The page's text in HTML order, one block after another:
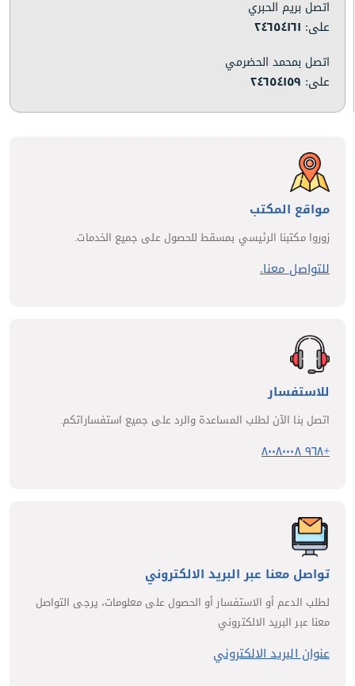
اتصل بريم الحبري
على: ٢٤٦٥٤١٦١
اتصل بمحمد الحضرمي
على: ٢٤٦٥٤١٥٩
مواقع المكتب
زوروا مكتبنا الرئيسي بمسقط للحصول على جميع الخدمات.
للتواصل معنا.
للاستفسار
اتصل بنا الآن لطلب المساعدة والرد على جميع استفساراتكم.
+٩٦٨ ٨٠٠٨٠٠٠٨
تواصل معنا عبر البريد الالكتروني
لطلب الدعم أو الاستفسار أو الحصول على معلومات، يرجى التواصل
معنا عبر البريد الالكتروني
عنوان البريد الالكتروني